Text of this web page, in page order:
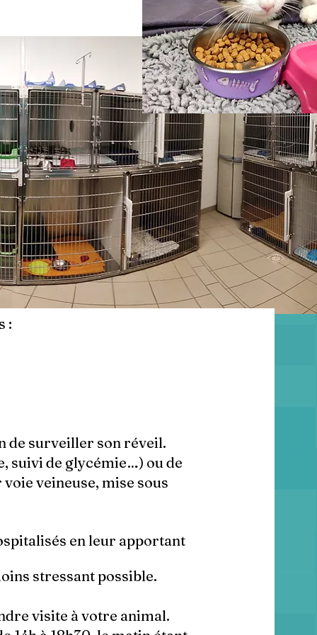
:
de surveiller son réveil.
suivi de glycémie…) ou de
veineuse, mise sous
en leur apportant
stressant possible.
visite à votre animal.